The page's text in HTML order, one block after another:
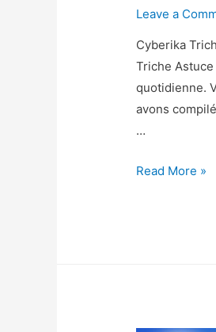
Leave a
Cyberika
Triche
quotidienne.
avons
…
Cyberika
Read More »